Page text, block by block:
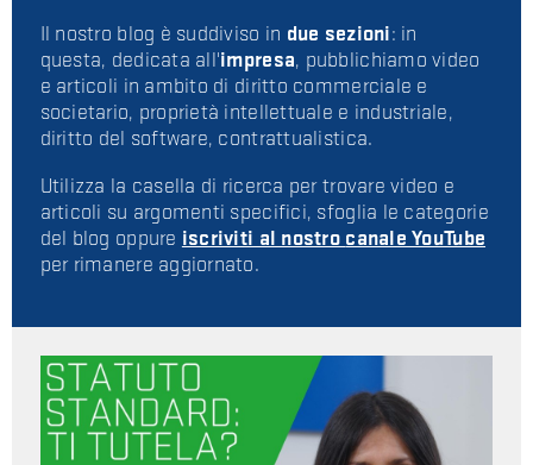
Il nostro blog è suddiviso in due sezioni: in
questa, dedicata all'impresa, pubblichiamo video
e articoli in ambito di diritto commerciale e
societario, proprietà intellettuale e industriale,
diritto del software, contrattualistica.
Utilizza la casella di ricerca per trovare video e
articoli su argomenti specifici, sfoglia le categorie
del blog oppure iscriviti al nostro canale YouTube
per rimanere aggiornato.